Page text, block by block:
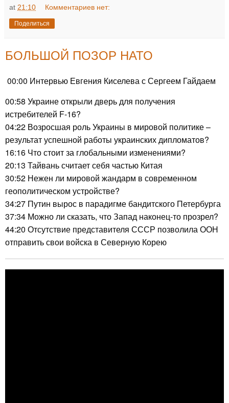
at 21:10 Комментариев нет:
Поделиться
БОЛЬШОЙ ПОЗОР НАТО
00:00 Интервью Евгения Киселева с Сергеем Гайдаем
00:58 Украине открыли дверь для получения
истребителей F-16?
04:22 Возросшая роль Украины в мировой политике –
результат успешной работы украинских дипломатов?
16:16 Что стоит за глобальными изменениями?
20:13 Тайвань считает себя частью Китая
30:52 Нежен ли мировой жандарм в современном
геополитическом устройстве?
34:27 Путин вырос в парадигме бандитского Петербурга
37:34 Можно ли сказать, что Запад наконец-то прозрел?
44:20 Отсутствие представителя СССР позволила ООН
отправить свои войска в Северную Корею